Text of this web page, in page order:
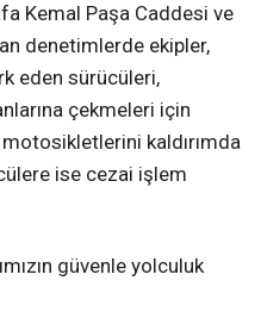
Kemal Paşa Caddesi ve
denetimlerde ekipler,
eden sürücüleri,
çekmeleri için
motosikletlerini kaldırımda
ise cezai işlem
güvenle yolculuk